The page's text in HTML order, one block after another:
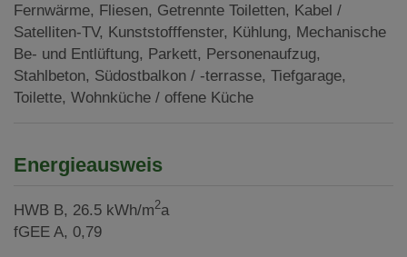
Fernwärme Fliesen Getrennte Toiletten Kabel /
Satelliten-TV Kunststofffenster Kühlung Mechanische
Be- und Entlüftung Parkett Personenaufzug
Stahlbeton Südostbalkon / -terrasse Tiefgarage
Toilette Wohnküche / offene Küche
Energieausweis
HWB B, 26.5 kWh/m2a
fGEE A, 0,79